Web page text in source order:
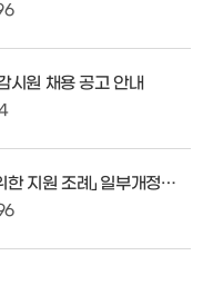
원 채용 공고 안내
「춘천시 고령운전자 교통사고 예방을 위한 지원 조례」 일부개정조례안 입법예고